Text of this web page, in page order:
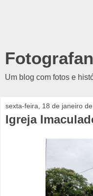
Um blog com fotos e
sexta-feira, 18 de janeiro
Igreja